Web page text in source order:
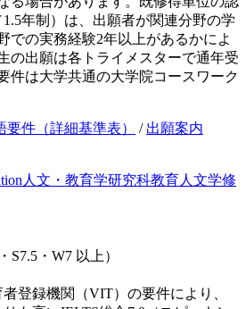
年制）は、出願者が関連分野の学
での実務経験2年以上があるかによ
の出願は各トライメスターで通年受
件は大学共通の大学院コースワーク
要件（詳細基準表） / 出願案内
人文・教育学研究科教育人文学修
S7.5・W7 以上）
登録機関（VIT）の要件により、